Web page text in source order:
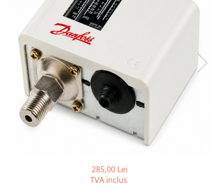
REZISTENTE DIGIVRARE
REZISTENTE SILICONICE
Uleiuri
Ventilatoare
Ventilatoare EbmPapst
Ventilatoare WEIGUANG
Ventilatoare turbina
VENTILATOARE AXIALE
Compresoare Cubigel R134a
Compresoare Cubigel R404a
Compresoare Jiaxipera
VAPORIZATOARE LU-VE
285,00 Lei
TVA inclus